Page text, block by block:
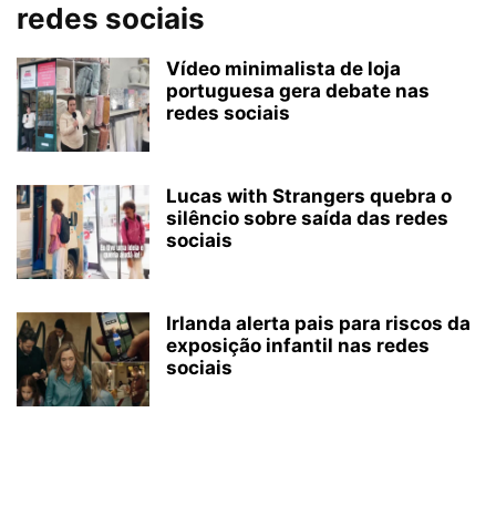
redes sociais
Vídeo minimalista de loja
portuguesa gera debate nas
redes sociais
Lucas with Strangers quebra o
silêncio sobre saída das redes
sociais
Irlanda alerta pais para riscos da
exposição infantil nas redes
sociais